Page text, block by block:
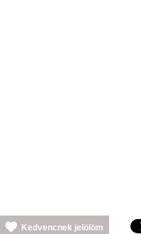
Kedvencnek jelölöm